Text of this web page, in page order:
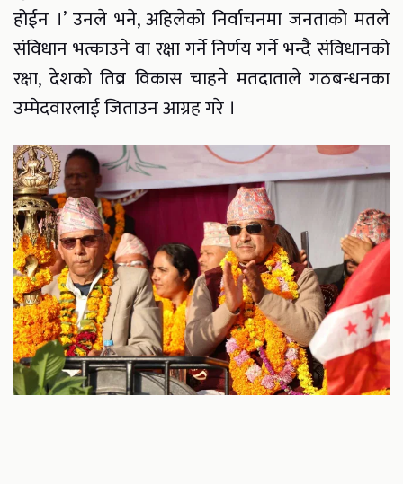
होईन ।’ उनले भने, अहिलेको निर्वाचनमा जनताको मतले
संविधान भत्काउने वा रक्षा गर्ने निर्णय गर्ने भन्दै संविधानको
रक्षा, देशको तिव्र विकास चाहने मतदाताले गठबन्धनका
उम्मेदवारलाई जिताउन आग्रह गरे ।